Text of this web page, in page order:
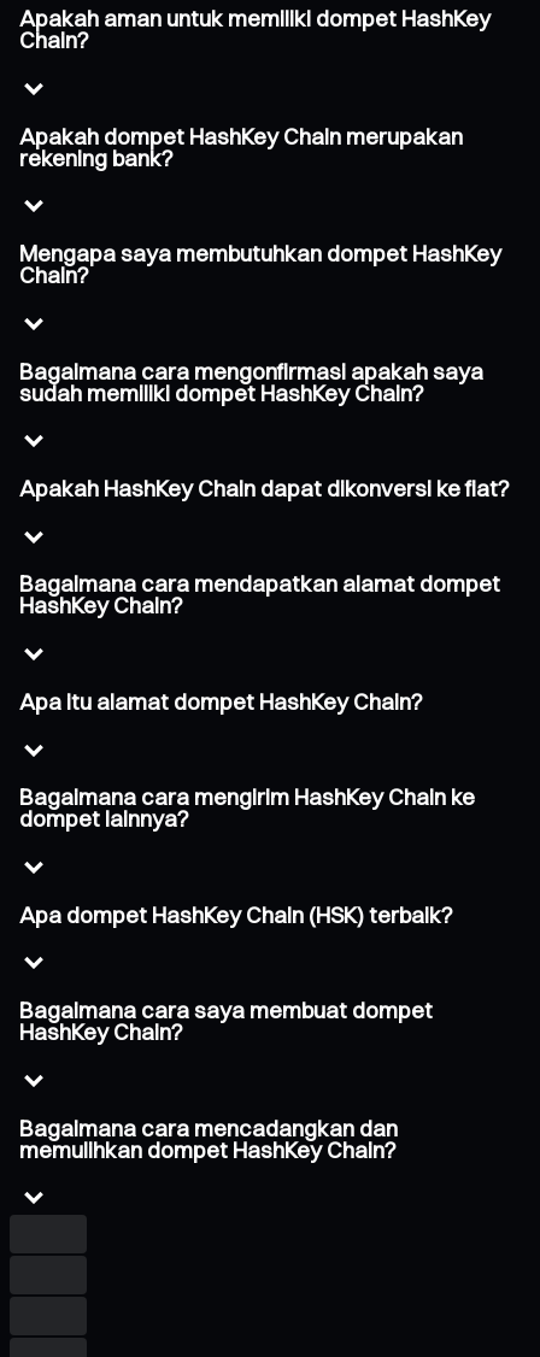
Apakah aman untuk memiliki dompet HashKey
Chain?
Apakah dompet HashKey Chain merupakan
rekening bank?
Mengapa saya membutuhkan dompet HashKey
Chain?
Bagaimana cara mengonfirmasi apakah saya
sudah memiliki dompet HashKey Chain?
Apakah HashKey Chain dapat dikonversi ke fiat?
Bagaimana cara mendapatkan alamat dompet
HashKey Chain?
Apa itu alamat dompet HashKey Chain?
Bagaimana cara mengirim HashKey Chain ke
dompet lainnya?
Apa dompet HashKey Chain (HSK) terbaik?
Bagaimana cara saya membuat dompet
HashKey Chain?
Bagaimana cara mencadangkan dan
memulihkan dompet HashKey Chain?